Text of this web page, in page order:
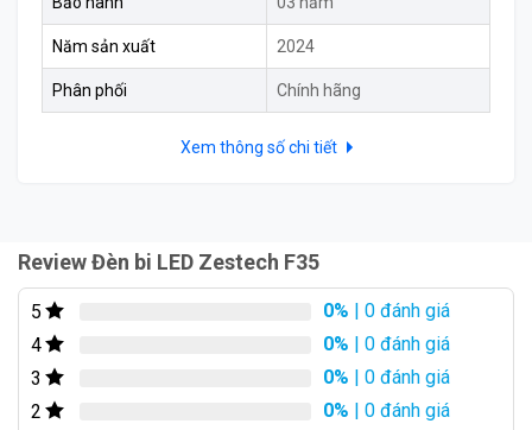
Năm sản xuất 2024
Phân phối Chính hãng
Xem thông số chi tiết
Review Đèn bi LED Zestech F35
5 0% | 0 đánh giá
4
0% | 0 đánh giá
3
0% | 0 đánh giá
2
0% | 0 đánh giá